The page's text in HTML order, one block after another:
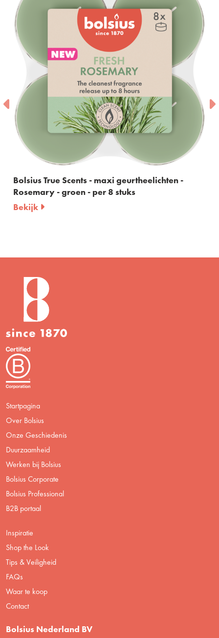
- maxi geurtheelichten -
per 8 stuks
Bolsius True Scents
Startpagina
Over Bolsius
Onze Geschiedenis
Duurzaamheid
Werken bij Bolsius
Bolsius Corporate
Bolsius Professional
B2B portaal
Inspiratie
Shop the Look
Tips & Veiligheid
FAQs
Waar te koop
Contact
Bolsius Nederland BV